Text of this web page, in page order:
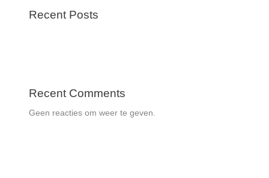
Recent Posts
Recent Comments
Geen reacties om weer te geven.